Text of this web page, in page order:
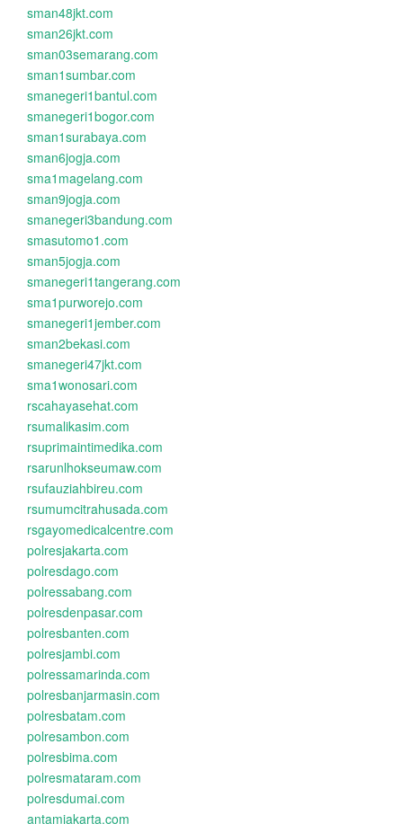
sman48jkt.com
sman26jkt.com
sman03semarang.com
sman1sumbar.com
smanegeri1bantul.com
smanegeri1bogor.com
sman1surabaya.com
sman6jogja.com
sma1magelang.com
sman9jogja.com
smanegeri3bandung.com
smasutomo1.com
sman5jogja.com
smanegeri1tangerang.com
sma1purworejo.com
smanegeri1jember.com
sman2bekasi.com
smanegeri47jkt.com
sma1wonosari.com
rscahayasehat.com
rsumalikasim.com
rsuprimaintimedika.com
rsarunlhokseumaw.com
rsufauziahbireu.com
rsumumcitrahusada.com
rsgayomedicalcentre.com
polresjakarta.com
polresdago.com
polressabang.com
polresdenpasar.com
polresbanten.com
polresjambi.com
polressamarinda.com
polresbanjarmasin.com
polresbatam.com
polresambon.com
polresbima.com
polresmataram.com
polresdumai.com
antamjakarta.com